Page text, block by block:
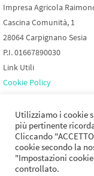
Impresa Agricola
Cascina Comunità, 1
28064 Carpignano Sesia
P.I. 01667890030
Link Utili
Cookie Policy
Club Italiano Bleu De
Impresa Agricola
Utilizziamo i cookie
più pertinente
Cliccando
cookie secondo la
"Impostazioni
controllato.